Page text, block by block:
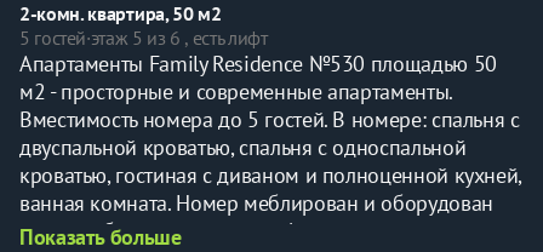
2-комн. квартира, 50 м2
5 гостей·этаж 5 из 6 , есть лифт
Апартаменты Family Residence №530 площадью 50
м2 - просторные и современные апартаменты.
Вместимость номера до 5 гостей. В номере: спальня с
двуспальной кроватью, спальня с односпальной
кроватью, гостиная с диваном и полноценной кухней,
ванная комната. Номер меблирован и оборудован
всем необходимым для комфортного проживания:
Показать больше